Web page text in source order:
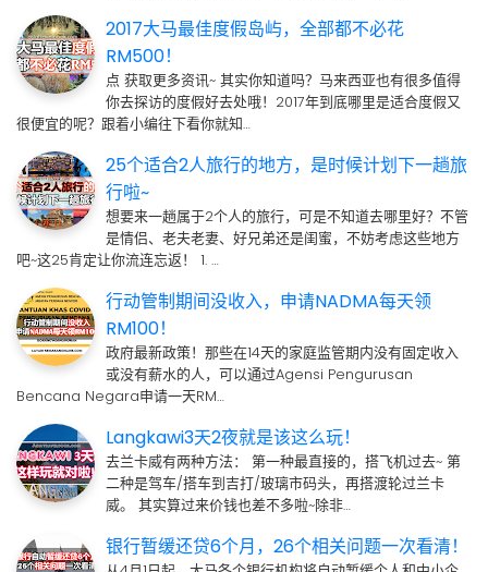
2017大马最佳度假岛屿，全部都不必花
RM500！
点 获取更多资讯~ 其实你知道吗？马来西亚也有很多值得
你去探访的度假好去处哦！2017年到底哪里是适合度假又
很便宜的呢？跟着小编往下看你就知…
25个适合2人旅行的地方，是时候计划下一趟旅
行啦~
想要来一趟属于2个人的旅行，可是不知道去哪里好？不管
是情侣、老夫老妻、好兄弟还是闺蜜，不妨考虑这些地方
吧~这25肯定让你流连忘返！ 1. …
行动管制期间没收入，申请NADMA每天领
RM100！
政府最新政策！那些在14天的家庭监管期内没有固定收入
或没有薪水的人，可以通过Agensi Pengurusan
Bencana Negara申请一天RM…
Langkawi3天2夜就是该这么玩！
去兰卡威有两种方法： 第一种最直接的，搭飞机过去~ 第
二种是驾车/搭车到吉打/玻璃市码头，再搭渡轮过兰卡
威。 其实算过来价钱也差不多啦~除非…
银行暂缓还贷6个月，26个相关问题一次看清！